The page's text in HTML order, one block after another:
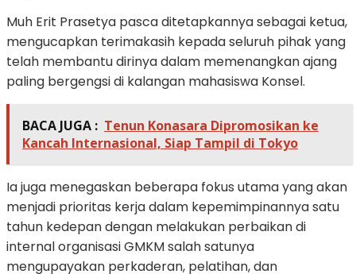
Muh Erit Prasetya pasca ditetapkannya sebagai ketua,
mengucapkan terimakasih kepada seluruh pihak yang
telah membantu dirinya dalam memenangkan ajang
paling bergengsi di kalangan mahasiswa Konsel.
BACA JUGA : Tenun Konasara Dipromosikan ke
Kancah Internasional, Siap Tampil di Tokyo
Ia juga menegaskan beberapa fokus utama yang akan
menjadi prioritas kerja dalam kepemimpinannya satu
tahun kedepan dengan melakukan perbaikan di
internal organisasi GMKM salah satunya
mengupayakan perkaderan, pelatihan, dan